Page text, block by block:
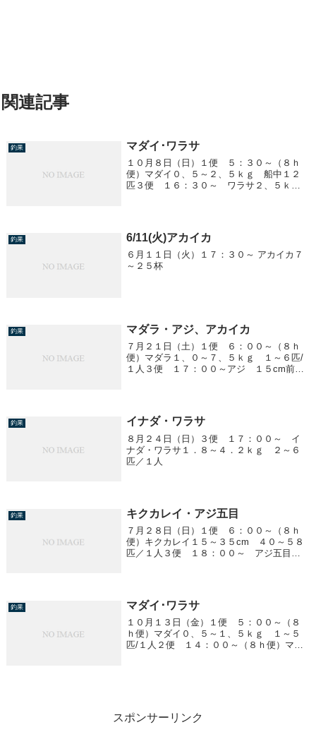
関連記事
釣果 マダイ･ワラサ
１０月８日（日）１便 ５：３０～（８ｈ
便）マダイ０、５～２、５ｋｇ 船中１２
匹３便 １６：３０～ ワラサ２、５ｋｇ
釣果 6/11(火)アカイカ
６月１１日（火）１７：３０～ アカイカ７
～２５杯
釣果 マダラ・アジ、アカイカ
７月２１日（土）１便 ６：００～（８ｈ
便）マダラ１、０～７、５ｋｇ １～６匹/
１人３便 １７：００～アジ １５cm前
れま...
釣果 イナダ・ワラサ
８月２４日（日）３便 １７：００～ イ
ナダ・ワラサ１．８～４．２ｋｇ ２～６
匹／１人
釣果 キクカレイ・アジ五目
７月２８日（日）１便 ６：００～（８ｈ
便）キクカレイ１５～３５cm ４０～５８
匹／１人３便 １８：００～ アジ五目ア
釣果 マダイ･ワラサ
１０月１３日（金）１便 ５：００～（８
ｈ便）マダイ０、５～１、５ｋｇ １～５
匹/１人２便 １４：００～（８ｈ便）マダ
スポンサーリンク